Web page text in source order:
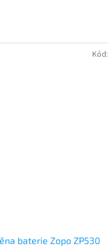
baterie Zopo ZP530
Kód: